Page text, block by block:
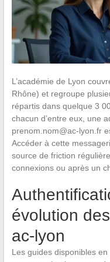
L’académie de Lyon
Rhône) et regroupe
répartis dans quelque 3
chacun d’entre eux, une
prenom.nom@ac-lyon.fr
Accéder à cette
source de friction
connexions ou après un
évolution
ac-lyon
Les guides disponibles